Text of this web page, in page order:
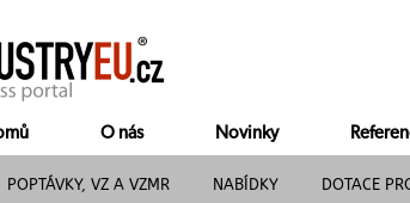
O nás Novinky
POPTÁVKY, VZ A VZMR NABÍDKY DOTACE